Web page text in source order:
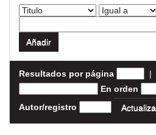
Resultados por página |
En orden
Autor/registro